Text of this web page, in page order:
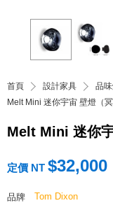
首頁 設計家具 品
Melt Mini 迷你宇宙 壁燈（
Melt Mini 迷你
定價 NT $32,000
品牌
Tom Dixon